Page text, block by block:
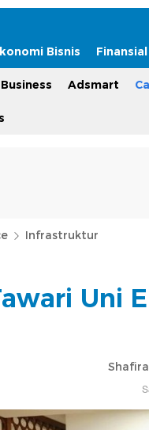
Bisnis Finansial
Adsmart
Infrastruktur
Uni